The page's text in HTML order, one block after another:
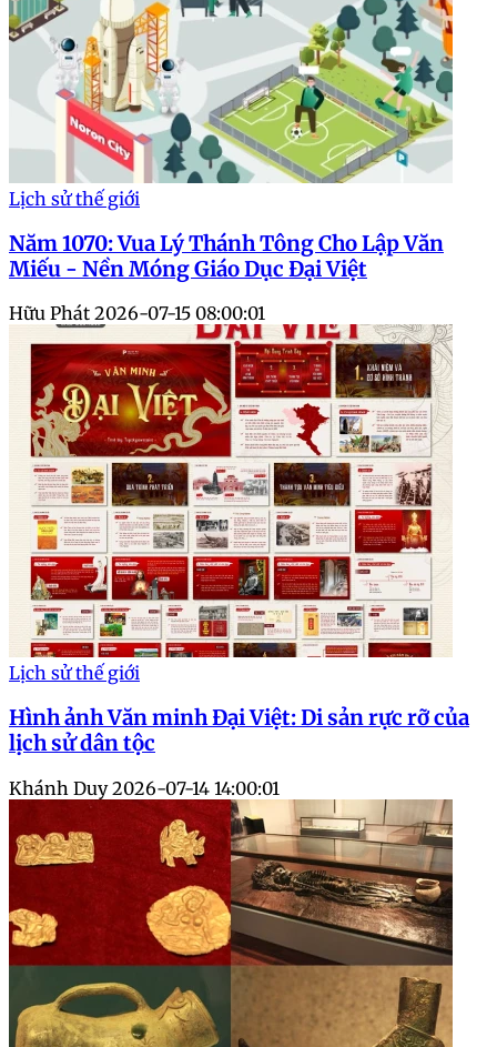
Lịch sử thế giới
Năm 1070: Vua Lý Thánh Tông Cho Lập Văn
Miếu - Nền Móng Giáo Dục Đại Việt
Hữu Phát 2026-07-15 08:00:01
Lịch sử thế giới
Hình ảnh Văn minh Đại Việt: Di sản rực rỡ của
lịch sử dân tộc
Khánh Duy 2026-07-14 14:00:01